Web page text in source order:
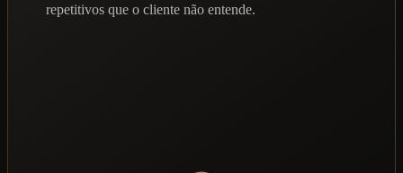
repetitivos que o cliente não entende.